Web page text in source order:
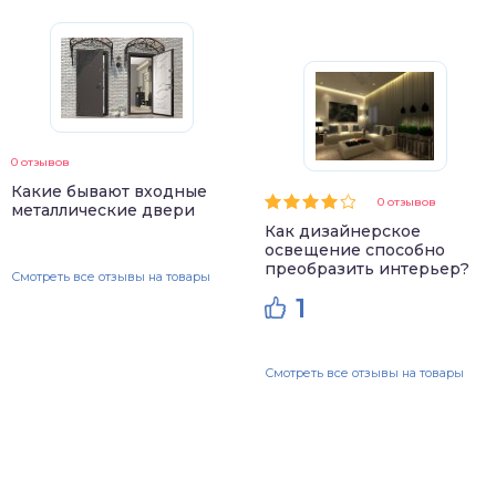
0 отзывов
Какие бывают входные
металлические двери
Смотреть все отзывы на товары
0 отзывов
Как дизайнерское
освещение способно
преобразить интерьер?
1
Смотреть все отзывы на товары